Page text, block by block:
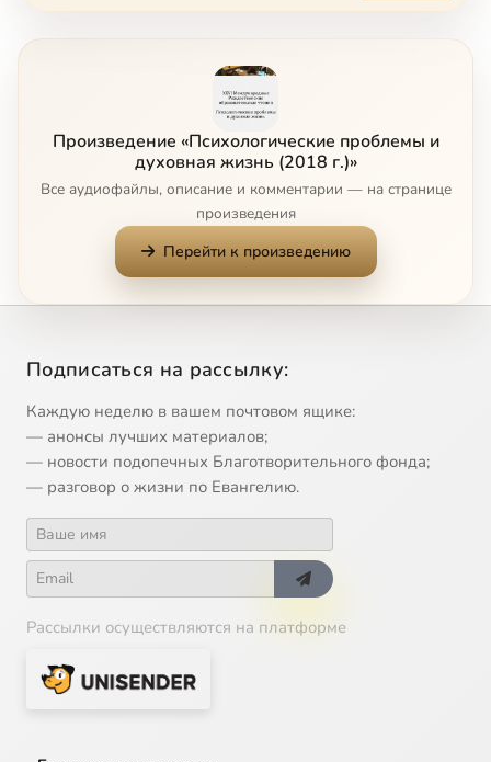
Произведение «Психологические проблемы и
духовная жизнь (2018 г.)»
Все аудиофайлы, описание и комментарии — на странице
произведения
Перейти к произведению
Подписаться на рассылку:
Каждую неделю в вашем почтовом ящике:
— анонсы лучших материалов;
— новости подопечных Благотворительного фонда;
— разговор о жизни по Евангелию.
Рассылки осуществляются на платформе